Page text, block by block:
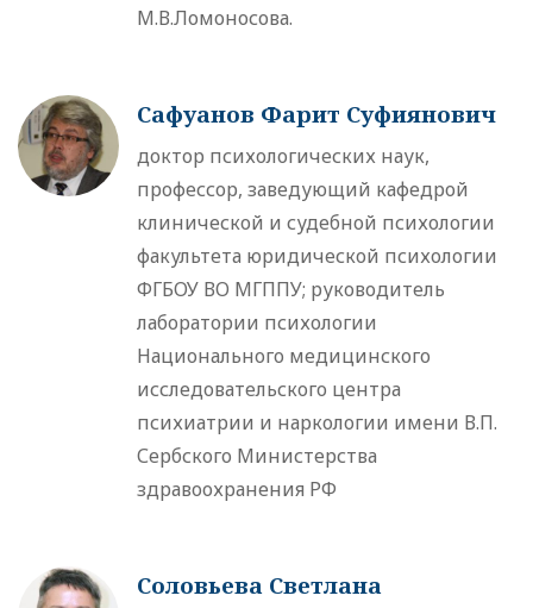
М.В.Ломоносова.
Сафуанов Фарит Суфиянович
доктор психологических наук,
профессор, заведующий кафедрой
клинической и судебной психологии
факультета юридической психологии
ФГБОУ ВО МГППУ; руководитель
лаборатории психологии
Национального медицинского
исследовательского центра
психиатрии и наркологии имени В.П.
Сербского Министерства
здравоохранения РФ
Соловьева Светлана